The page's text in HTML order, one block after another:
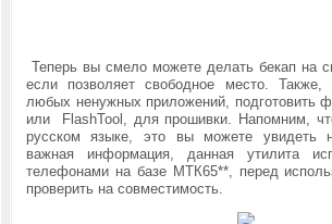
Теперь вы смело можете делать бекап на
если позволяет свободное место. Также,
любых ненужных приложений, подготовить
или FlashTool, для прошивки. Напомним,
русском языке, это вы можете увидеть
важная информация, данная утилита
телефонами на базе МТК65**, перед
проверить на совместимость.